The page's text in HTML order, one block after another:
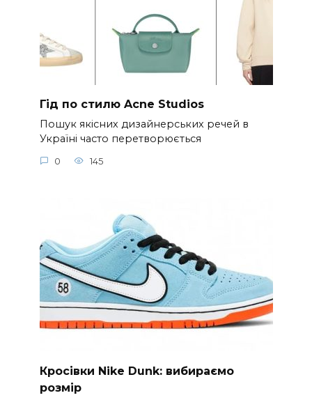
Гід по стилю Acne Studios
Пошук якісних дизайнерських речей в
Україні часто перетворюється
0 145
Кросівки Nike Dunk: вибираємо
розмір